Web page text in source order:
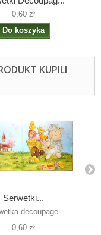
0,60 zł
Do koszyka
KUPILI
Serwetki...
decoupage.
0,60 zł